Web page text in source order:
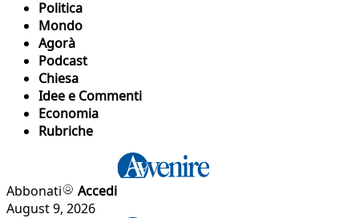
Politica
Mondo
Agorà
Podcast
Chiesa
Idee e Commenti
Economia
Rubriche
Abbonati
Accedi
August 9, 2026